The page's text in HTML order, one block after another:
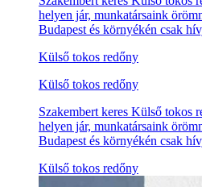
helyen jár, munkatársaink
Budapest és környékén csak
Külső tokos redőny
Külső tokos redőny
Szakembert keres Külső tokos
helyen jár, munkatársaink
Budapest és környékén csak
Külső tokos redőny